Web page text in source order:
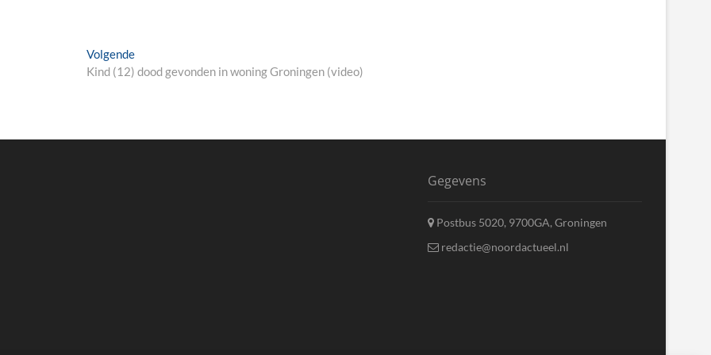
VolgendeNext
post:
Kind (12) dood gevonden in woning Groningen (video)
Gegevens
Postbus 5020, 9700GA, Groningen
redactie@noordactueel.nl